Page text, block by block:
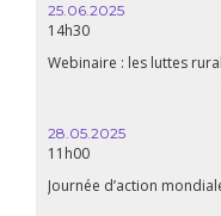
25.06.2025
14h30
Webinaire : les luttes
28.05.2025
11h00
Journée d’action